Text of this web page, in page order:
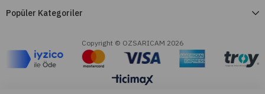
Popüler Kategoriler
Copyright © OZSARICAM 2026